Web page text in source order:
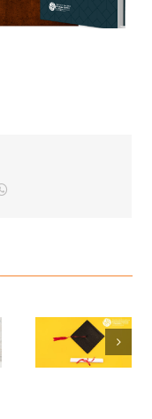
Whatsapp